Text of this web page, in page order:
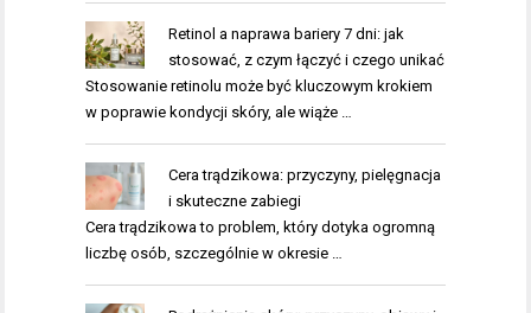
Retinol a naprawa bariery 7 dni: jak
stosować, z czym łączyć i czego unikać
Stosowanie retinolu może być kluczowym krokiem
w poprawie kondycji skóry, ale wiąże …
Cera trądzikowa: przyczyny, pielęgnacja
i skuteczne zabiegi
Cera trądzikowa to problem, który dotyka ogromną
liczbę osób, szczególnie w okresie …